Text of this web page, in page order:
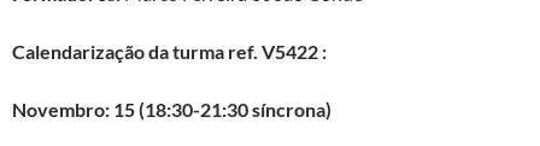
Calendarização da turma ref. V5422 :
Novembro: 15 (18:30-21:30 síncrona)